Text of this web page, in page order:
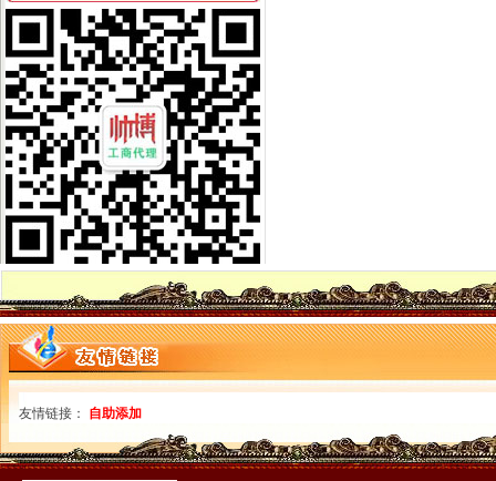
无纸化！电子签名！键对键！浙江省全程电子化登记管理系统启动啦
海关无纸化通关流程_北京华晨远洋国际贸易有限责任公司
海关无纸化签约
北京海关提高通关效率助推跨境电商进口增7成_秦岛生活网
[股市360]上海通关无纸化实现海陆空全覆盖国内财经-财经
无纸化报关
长沙海关无纸化报关单超80%_城视网
无纸化报关_政务咨询_浙江电子口岸
电子口岸无纸化签约
我省2.7万余家企业可享受无纸化通关
龙岩关区进入通关无纸化时代惠及200多家企业_龙岩新闻_福建之窗
重庆海关电话
2015国考重庆海关暂缓录用公示-公务员复习辅导-文都网校
重庆海关面试公告
重庆海关在哪里
海关关员职业发展制度研究--以重庆海关为例.pdf
重庆海关：十大新举措助渝发展_滚动_新闻_腾讯网
重庆海关注册登记
重庆市外国企业常驻代表机构管理-重庆市律规-邦网
友情链接： 自助添加